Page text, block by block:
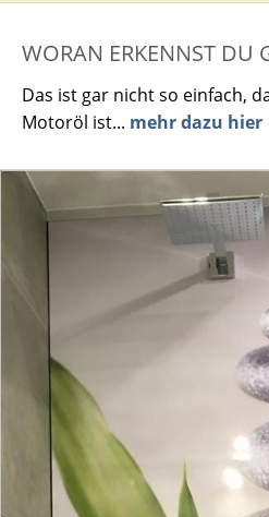
WORAN ERKENNST DU
Das ist gar nicht so einfach,
Motoröl ist... mehr dazu hier